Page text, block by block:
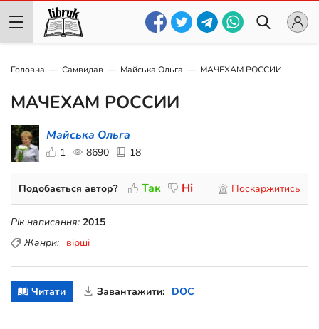
Головна Самвидав Майська Ольга МАЧЕХАМ РОССИИ
МАЧЕХАМ РОССИИ
Майська Ольга
1 8690 18
Подобається автор? Так Ні Поскаржитись
Рік написання: 2015
Жанри: вірші
Читати Завантажити: DOC